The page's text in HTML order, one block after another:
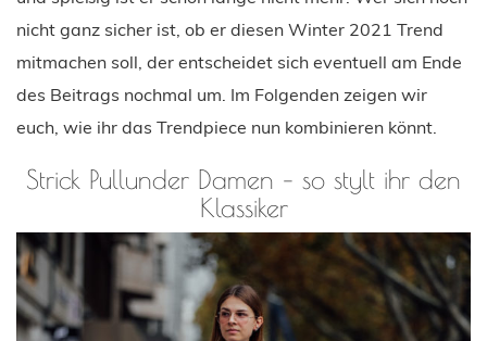
nicht ganz sicher ist, ob er diesen Winter 2021 Trend
mitmachen soll, der entscheidet sich eventuell am Ende
des Beitrags nochmal um. Im Folgenden zeigen wir
euch, wie ihr das Trendpiece nun kombinieren könnt.
Strick Pullunder Damen – so stylt ihr den
Klassiker